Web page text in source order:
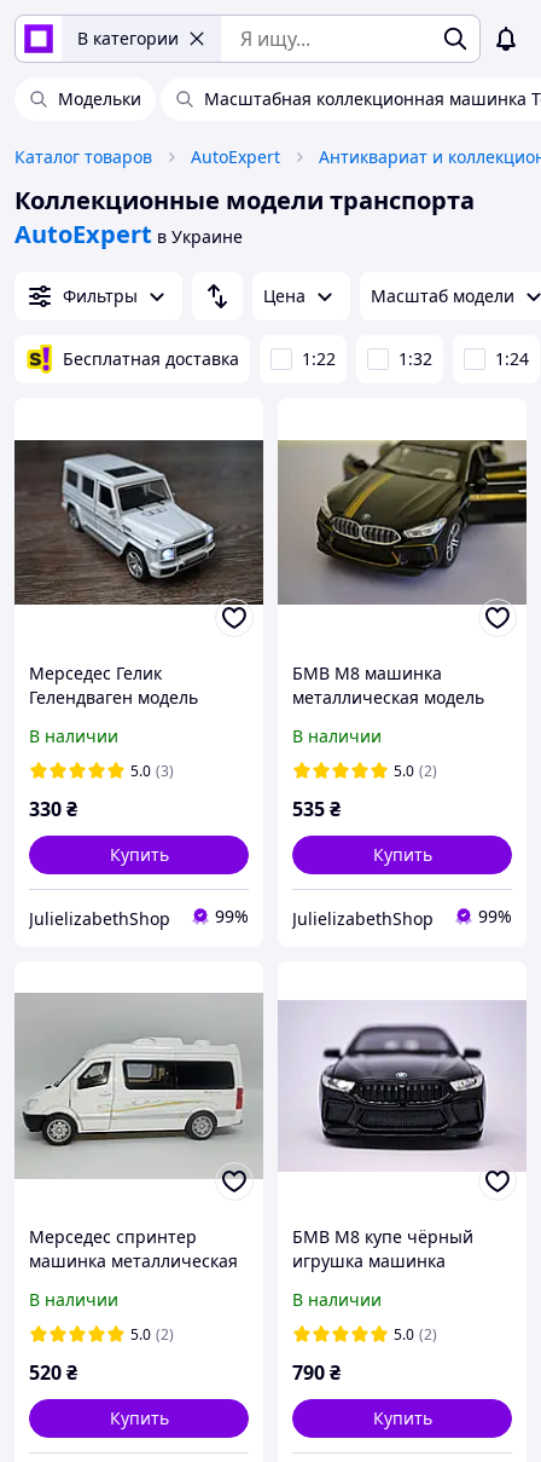
В категории
Модельки Масштабная коллекционная машинка
Каталог товаров AutoExpert
Коллекционные модели транспорта
AutoExpert в Украине
Фильтры Цена Масштаб модели
Бесплатная доставка 1:22 1:32 1:24
Мерседес Гелик
Гелендваген модель
металлическая со
спецэффектами
В наличии
5.0 (3)
330₴
Купить
JulielizabethShop 99%
БМВ М8 машинка
металлическая модель
со спецэффектами
В наличии
5.0 (2)
535₴
Купить
JulielizabethShop 99%
Мерседес спринтер
машинка металлическая
SPRINTER со
спецэффектами
В наличии
5.0 (2)
520₴
Купить
БМВ М8 купе чёрный
игрушка машинка
коллекционная BMW M8
со спецэффектами
В наличии
5.0 (2)
790₴
Купить